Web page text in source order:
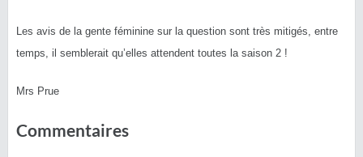
Les avis de la gente féminine sur la question sont très mitigés, entre
temps, il semblerait qu’elles attendent toutes la saison 2 !
Mrs Prue
Commentaires